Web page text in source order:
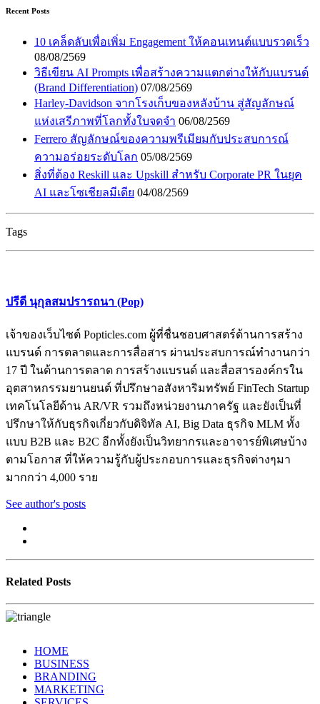
Recent Posts
10 เคล็ดลับเพื่อเพิ่ม Engagement ให้คอนเทนต์แบบรวดเร็ว
08/08/2569
วิธีเขียน AI Prompts เพื่อสร้างความแตกต่างให้กับแบรนด์
(Brand Differentiation) 07/08/2569
Harley-Davidson จากโรงเก็บของหลังบ้าน สู่สัญลักษณ์
แห่งเสรีภาพที่โลกทั้งใบจดจำ 06/08/2569
Ferrero สัญลักษณ์ของความพรีเมียมกับประสบการณ์
ความอร่อยระดับโลก 05/08/2569
สิ่งที่ต้อง Reskill และ Upskill สำหรับ Corporate PR ในยุค
AI และโซเชียลมีเดีย 04/08/2569
Tags
ปรีดี นุกุลสมปรารถนา (Pop)
เจ้าของเว็บไซต์ Popticles.com ผู้ที่ชื่นชอบศาสตร์ด้านการสร้าง
แบรนด์ การตลาดและการสื่อสาร ผ่านประสบการณ์ทำงานกว่า
17 ปี ในด้านการตลาด การสร้างแบรนด์ และสื่อสารองค์กรใน
อุตสาหกรรมยานยนต์ ที่ปรึกษาอสังหาริมทรัพย์ FinTech Startup
เทคโนโลยีด้าน AR/VR รวมถึงหน่วยงานภาครัฐ และยังเป็นที่
ปรึกษาให้กับธุรกิจเกี่ยวกับดิจิทัล AI, Big Data ธุรกิจ MLM ทั้ง
แบบ B2B และ B2C อีกทั้งยังเป็นวิทยากรและอาจารย์พิเศษบ้าง
ตามโอกาส ที่ให้ความรู้กับผู้ประกอบการและธุรกิจต่างๆมา
มากกว่า 4,000 ราย
See author's posts
Related Posts
HOME
BUSINESS
BRANDING
MARKETING